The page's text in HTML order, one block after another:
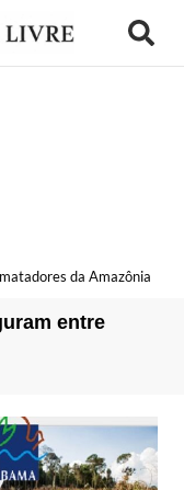
da Amazônia
entre